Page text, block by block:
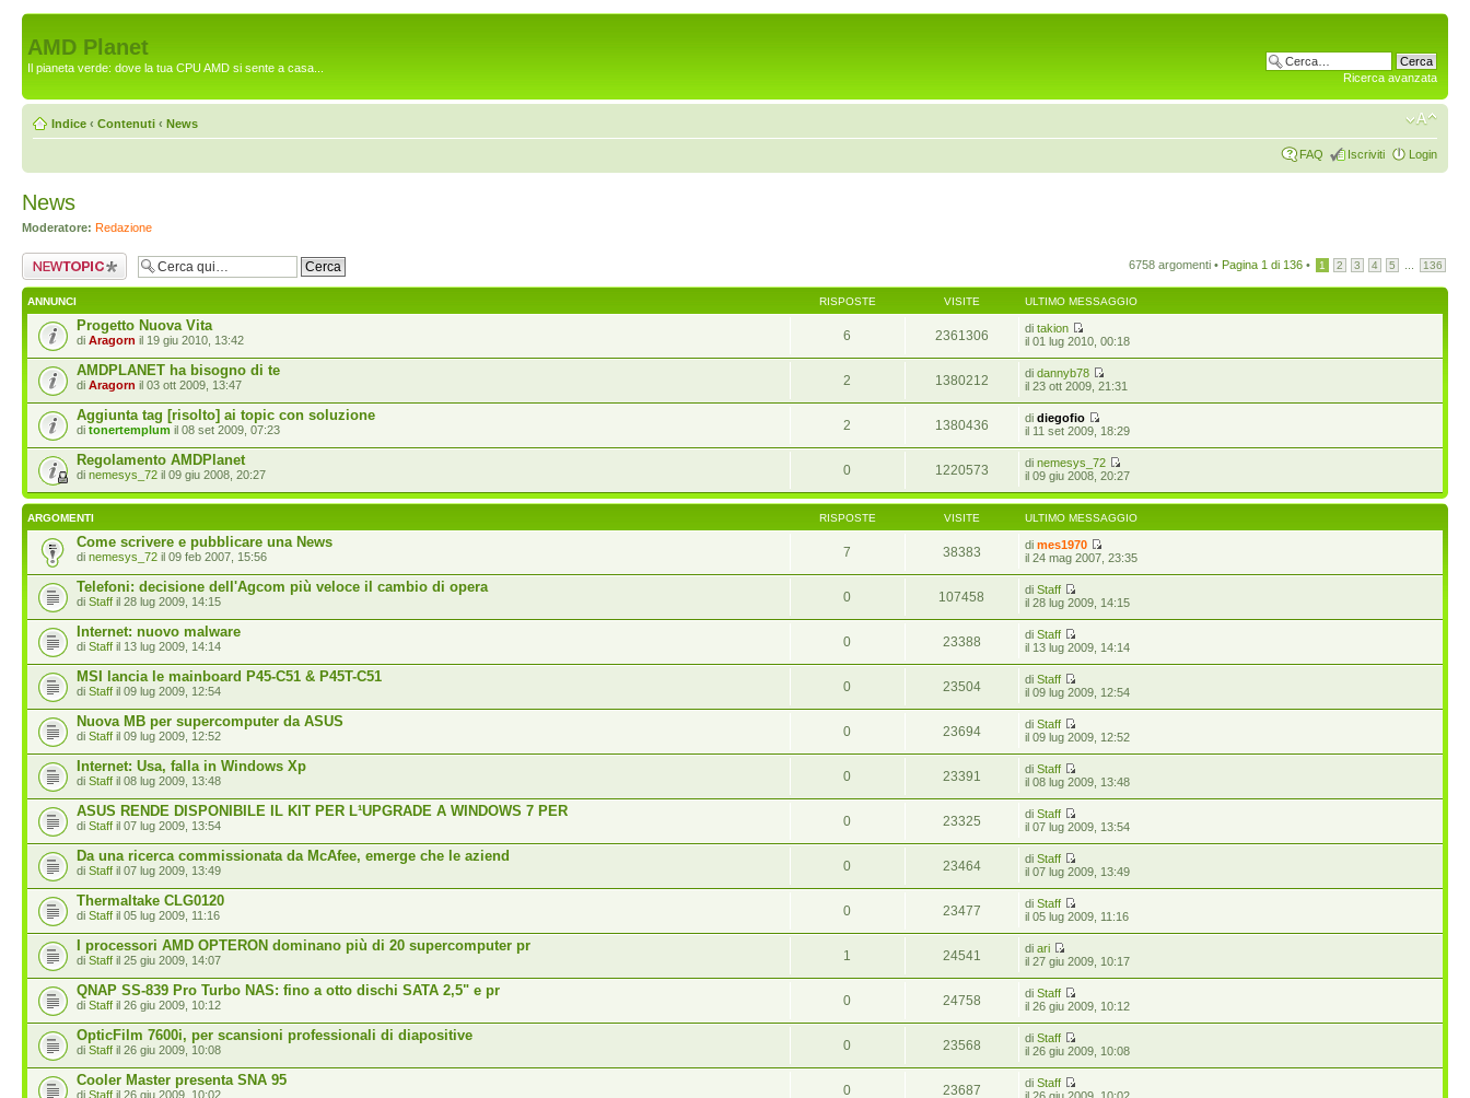
AMD Planet
Il pianeta verde: dove la tua CPU AMD si sente a casa...
Ricerca avanzata
Indice ‹ Contenuti ‹ News
FAQ Iscriviti Login
News
Moderatore: Redazione
Scrivi un nuovo
argomento
6758 argomenti • Pagina 1 di 136 • 1 2 3 4 5 136
ANNUNCI RISPOSTE VISITE ULTIMO MESSAGGIO
Progetto Nuova Vita
di Aragorn il 19 giu 2010, 13:42 6 2361306 ditakion
il 01 lug 2010, 00:18
AMDPLANET ha bisogno di te
di Aragorn il 03 ott 2009, 13:47 2 1380212 didannyb78
il 23 ott 2009, 21:31
Aggiunta tag [risolto] ai topic con soluzione
di tonertemplum il 08 set 2009, 07:23 2 1380436 didiegofio
il 11 set 2009, 18:29
Regolamento AMDPlanet
di nemesys_72 il 09 giu 2008, 20:27 0 1220573 dinemesys_72
il 09 giu 2008, 20:27
ARGOMENTI RISPOSTE VISITE ULTIMO MESSAGGIO
Come scrivere e pubblicare una News
di nemesys_72 il 09 feb 2007, 15:56 7 38383 dimes1970
il 24 mag 2007, 23:35
Telefoni: decisione dell'Agcom più veloce il cambio di opera
di Staff il 28 lug 2009, 14:15 0 107458 diStaff
il 28 lug 2009, 14:15
Internet: nuovo malware
di Staff il 13 lug 2009, 14:14 0 23388 diStaff
il 13 lug 2009, 14:14
MSI lancia le mainboard P45-C51 & P45T-C51
di Staff il 09 lug 2009, 12:54 0 23504 diStaff
il 09 lug 2009, 12:54
Nuova MB per supercomputer da ASUS
di Staff il 09 lug 2009, 12:52 0 23694 diStaff
il 09 lug 2009, 12:52
Internet: Usa, falla in Windows Xp
di Staff il 08 lug 2009, 13:48 0 23391 diStaff
il 08 lug 2009, 13:48
ASUS RENDE DISPONIBILE IL KIT PER L¹UPGRADE A WINDOWS 7 PER
di Staff il 07 lug 2009, 13:54 0 23325 diStaff
il 07 lug 2009, 13:54
Da una ricerca commissionata da McAfee, emerge che le aziend
di Staff il 07 lug 2009, 13:49 0 23464 diStaff
il 07 lug 2009, 13:49
Thermaltake CLG0120
di Staff il 05 lug 2009, 11:16 0 23477 diStaff
il 05 lug 2009, 11:16
I processori AMD OPTERON dominano più di 20 supercomputer pr
di Staff il 25 giu 2009, 14:07 1 24541 diari
il 27 giu 2009, 10:17
QNAP SS-839 Pro Turbo NAS: fino a otto dischi SATA 2,5" e pr
di Staff il 26 giu 2009, 10:12 0 24758 diStaff
il 26 giu 2009, 10:12
OpticFilm 7600i, per scansioni professionali di diapositive
di Staff il 26 giu 2009, 10:08 0 23568 diStaff
il 26 giu 2009, 10:08
Cooler Master presenta SNA 95
di Staff il 26 giu 2009, 10:02 0 23687 diStaff